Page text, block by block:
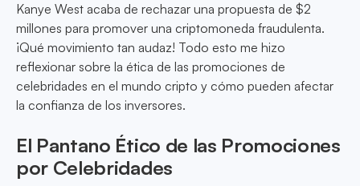
Kanye West acaba de rechazar una propuesta de $2
millones para promover una criptomoneda fraudulenta.
¡Qué movimiento tan audaz! Todo esto me hizo
reflexionar sobre la ética de las promociones de
celebridades en el mundo cripto y cómo pueden afectar
la confianza de los inversores.
El Pantano Ético de las Promociones
por Celebridades